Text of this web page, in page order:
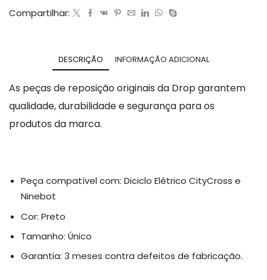
Compartilhar:
DESCRIÇÃO INFORMAÇÃO ADICIONAL
As peças de reposição originais da Drop garantem
qualidade, durabilidade e segurança para os
produtos da marca.
Peça compatível com: Diciclo Elétrico CityCross e
Ninebot
Cor: Preto
Tamanho: Único
Garantia: 3 meses contra defeitos de fabricação.